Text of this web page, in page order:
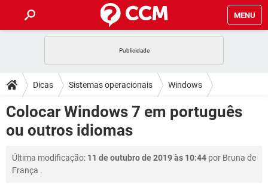
MENU
CELULAR FACEBOOK
OUTLOOK EXCEL
INSTAGRAM
DICAS
JOGOS WHATSAPP
CELULAR FACEBOOK
INSTAGRAM GMAIL
DOWNLOADS
JOGOS
OUTLOOK
FÓRUM
JOGOS WHATSAPP
GLOSSÁRIO
Dicas Sistemas operacionais Windows
Windows 7
Colocar Windows 7 em português
ou outros idiomas
Última modificação: 11 de outubro de 2019 às 10:44 por Bruna de
França .